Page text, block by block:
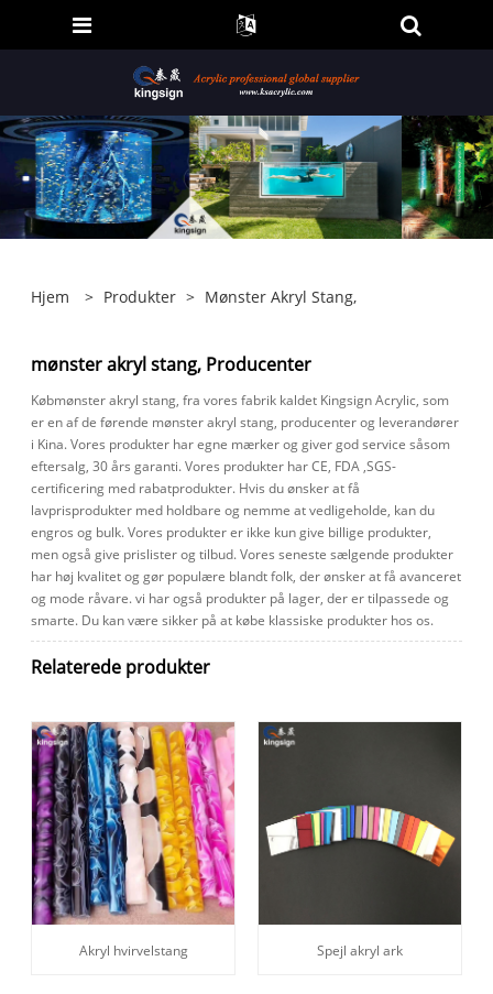
Hjem > Produkter > Mønster Akryl Stang,
mønster akryl stang, Producenter
Købmønster akryl stang, fra vores fabrik kaldet Kingsign Acrylic, som
er en af ​​de førende mønster akryl stang, producenter og leverandører
i Kina. Vores produkter har egne mærker og giver god service såsom
eftersalg, 30 års garanti. Vores produkter har CE, FDA ,SGS-
certificering med rabatprodukter. Hvis du ønsker at få
lavprisprodukter med holdbare og nemme at vedligeholde, kan du
engros og bulk. Vores produkter er ikke kun give billige produkter,
men også give prislister og tilbud. Vores seneste sælgende produkter
har høj kvalitet og gør populære blandt folk, der ønsker at få avanceret
og mode råvare. vi har også produkter på lager, der er tilpassede og
smarte. Du kan være sikker på at købe klassiske produkter hos os.
Relaterede produkter
Akryl hvirvelstang Spejl akryl ark